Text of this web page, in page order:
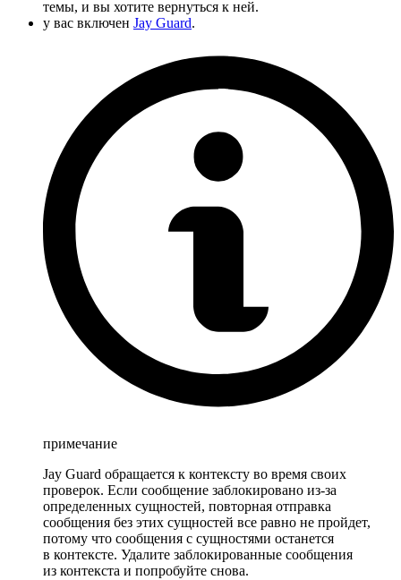
темы, и вы хотите вернуться к ней.
у вас включен Jay Guard.
примечание
Jay Guard обращается к контексту во время своих
проверок. Если сообщение заблокировано из-за
определенных сущностей, повторная отправка
сообщения без этих сущностей все равно не пройдет,
потому что сообщения с сущностями останется
в контексте. Удалите заблокированные сообщения
из контекста и попробуйте снова.